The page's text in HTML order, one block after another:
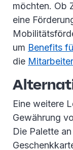
möchten. Ob
eine
um Benefits
die
Eine weitere
Gewährung
Die Palette